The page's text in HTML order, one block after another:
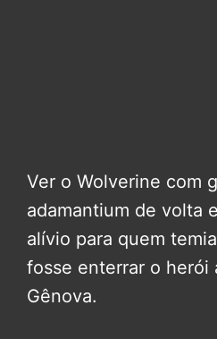
Ver o Wolverine com
adamantium de volta
alívio para quem
fosse enterrar o herói
Gênova.